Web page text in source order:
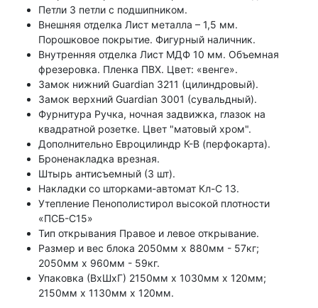
Петли 3 петли с подшипником.
Внешняя отделка Лист металла – 1,5 мм.
Порошковое покрытие. Фигурный наличник.
Внутренняя отделка Лист МДФ 10 мм. Объемная
фрезеровка. Пленка ПВХ. Цвет: «венге».
Замок нижний Guardian 3211 (цилиндровый).
Замок верхний Guardian 3001 (сувальдный).
Фурнитура Ручка, ночная задвижка, глазок на
квадратной розетке. Цвет "матовый хром".
Дополнительно Евроцилиндр К-В (перфокарта).
Броненакладка врезная.
Штырь антисъемный (3 шт).
Накладки со шторками-автомат Кл-С 13.
Утепление Пенополистирол высокой плотности
«ПСБ-С15»
Тип открывания Правое и левое открывание.
Размер и вес блока 2050мм х 880мм - 57кг;
2050мм х 960мм - 59кг.
Упаковка (ВхШхГ) 2150мм х 1030мм х 120мм;
2150мм х 1130мм х 120мм.